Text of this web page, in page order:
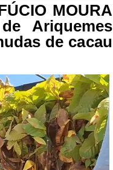
MOURA
Ariquemes
de cacau